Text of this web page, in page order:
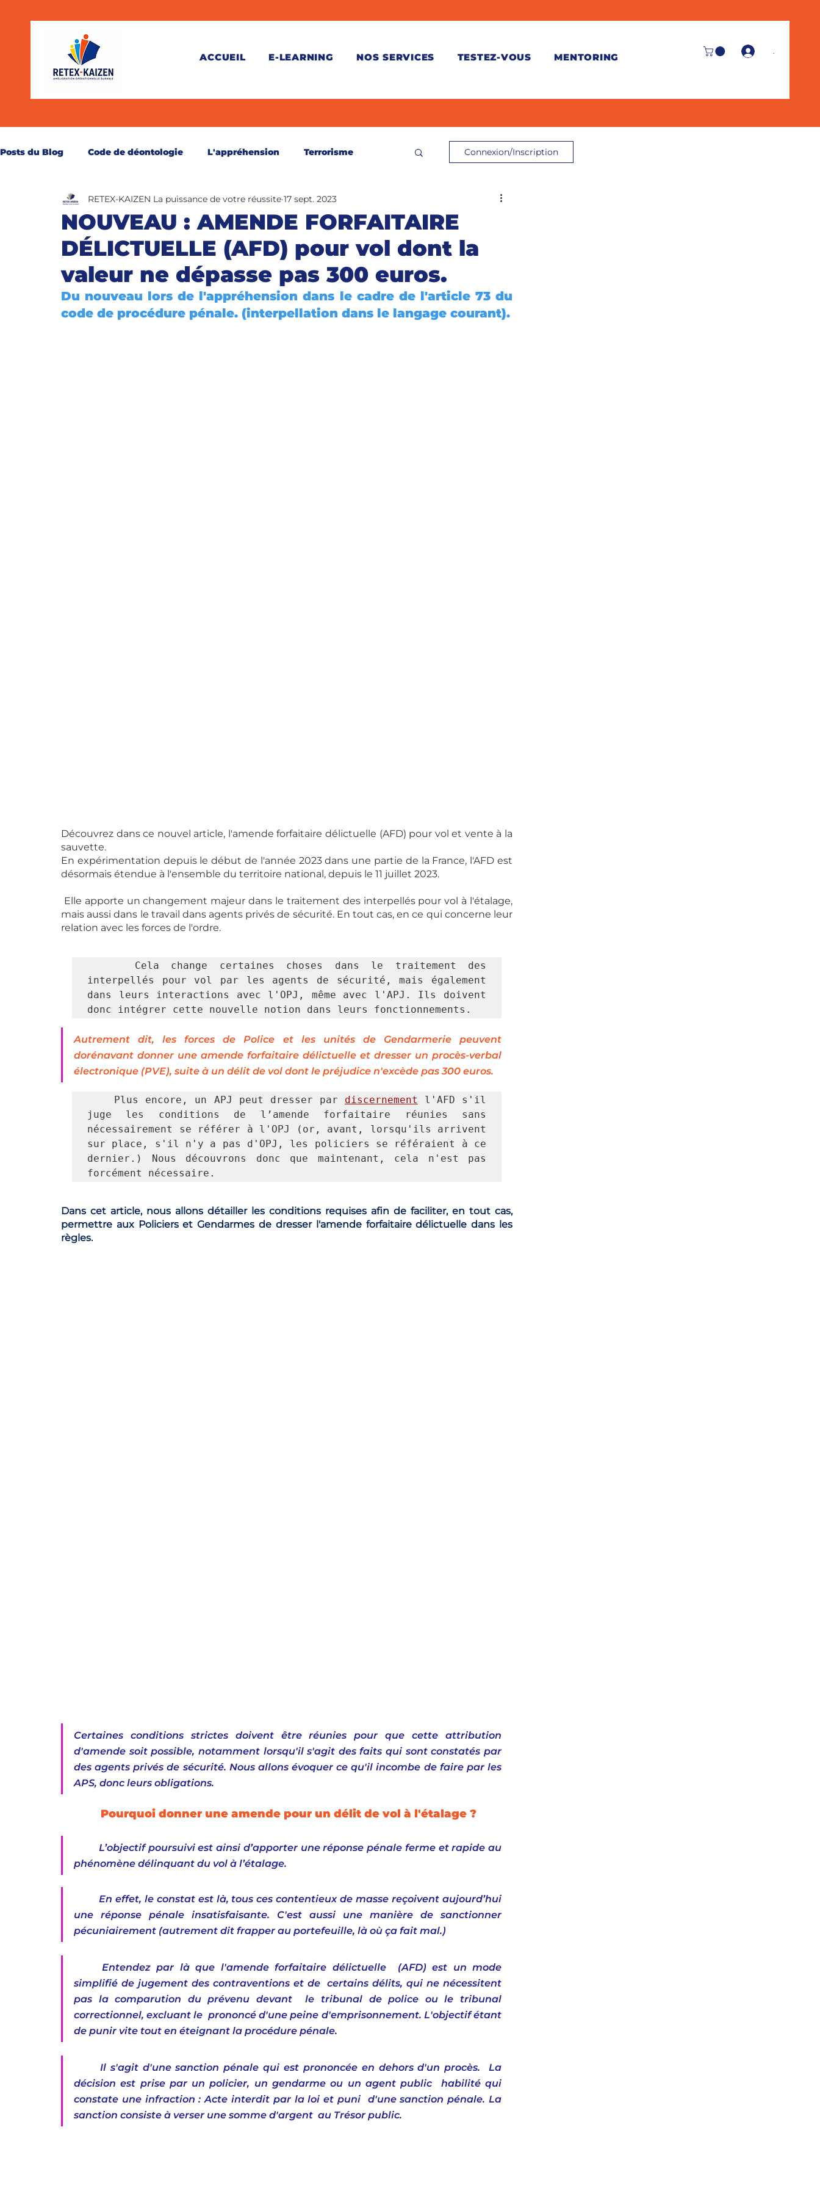
ACCUEIL E-LEARNING NOS SERVICES TESTEZ-VOUS MENTORING
.
Posts du Blog Code de déontologie L'appréhension Terrorisme
Pratique Juridique Santé Contrôle de connaissances
Perspective Secourisme Réservé aux abonnés
ÉVOLUTION DE CARRIÈRE Retours d'expériences
Connexion/Inscription
NOUVEAU : AMENDE FORFAITAIRE
DÉLICTUELLE (AFD) pour vol dont la
valeur ne dépasse pas 300 euros.
RETEX-KAIZEN La puissance de votre réussite 17 sept. 2023
Du nouveau lors de l'appréhension dans le cadre de l'article 73 du
code de procédure pénale. (interpellation dans le langage courant).
Découvrez dans ce nouvel article, l'amende forfaitaire délictuelle (AFD) pour vol et vente à la
sauvette.
En expérimentation depuis le début de l'année 2023 dans une partie de la France, l'AFD est
désormais étendue à l'ensemble du territoire national, depuis le 11 juillet 2023.
mais aussi dans le travail dans agents privés de sécurité. En tout cas, en ce qui concerne leur
relation avec les forces de l'ordre.
  Cela change certaines choses dans le traitement des
interpellés pour vol par les agents de sécurité, mais également
dans leurs interactions avec l'OPJ, même avec l'APJ. Ils doivent
donc intégrer cette nouvelle notion dans leurs fonctionnements.
Autrement dit, les forces de Police et les unités de Gendarmerie peuvent
dorénavant donner une amende forfaitaire délictuelle et dresser un procès-verbal
électronique (PVE), suite à un délit de vol dont le préjudice n'excède pas 300 euros.
Plus encore, un APJ peut dresser par discernement l'AFD s'il
juge les conditions de l’amende forfaitaire réunies sans
nécessairement se référer à l'OPJ (or, avant, lorsqu'ils arrivent
sur place, s'il n'y a pas d'OPJ, les policiers se référaient à ce
dernier.) Nous découvrons donc que maintenant, cela n'est pas
forcément nécessaire.
Dans cet article, nous allons détailler les conditions requises afin de faciliter, en tout cas,
permettre aux Policiers et Gendarmes de dresser l'amende forfaitaire délictuelle dans les
règles.
Certaines conditions strictes doivent être réunies pour que cette attribution
d'amende soit possible, notamment lorsqu'il s'agit des faits qui sont constatés par
des agents privés de sécurité. Nous allons évoquer ce qu'il incombe de faire par les
APS, donc leurs obligations.
Pourquoi donner une amende pour un délit de vol à l'étalage ?
L’objectif poursuivi est ainsi d’apporter une réponse pénale ferme et rapide au
phénomène délinquant du vol à l’étalage.
En effet, le constat est là, tous ces contentieux de masse reçoivent aujourd’hui
une réponse pénale insatisfaisante. C'est aussi une manière de sanctionner
pécuniairement (autrement dit frapper au portefeuille, là où ça fait mal.)
Entendez par là que l'amende forfaitaire délictuelle  (AFD) est un mode
simplifié de jugement des contraventions et de  certains délits, qui ne nécessitent
pas la comparution du prévenu devant  le tribunal de police ou le tribunal
correctionnel, excluant le  prononcé d'une peine d'emprisonnement. L'objectif étant
de punir vite tout en éteignant la procédure pénale.
Il s'agit d'une sanction pénale qui est prononcée en dehors d'un procès.  La
décision est prise par un policier, un gendarme ou un agent public  habilité qui
constate une infraction : Acte interdit par la loi et puni  d'une sanction pénale. La
sanction consiste à verser une somme d'argent  au Trésor public.